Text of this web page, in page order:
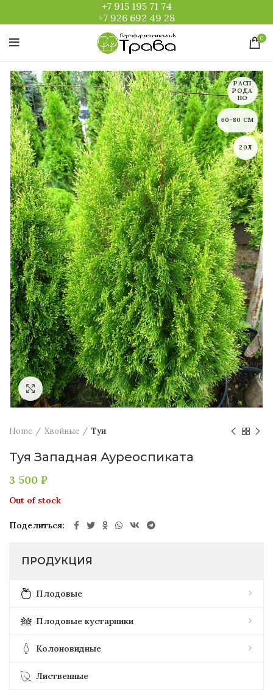
+7 915 195 71 74
+7 926 692 49 28
0
РАСП
РОДА
НО
60-80 СМ
20Л
Увеличить
Home Хвойные Туи
Туя Западная Ауреоспиката
3 500 ₽
Out of stock
Поделиться
ПРОДУКЦИЯ
Плодовые
Плодовые кустарники
Колоновидные
Лиственные